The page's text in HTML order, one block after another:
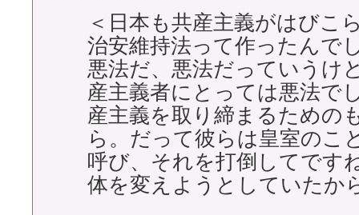
＜日本も共産主義がはびこ
治安維持法って作ったんで
悪法だ、悪法だっていうけ
産主義者にとっては悪法で
産主義を取り締まるための
ら。だって彼らは皇室のこ
呼び、それを打倒してです
体を変えようとしていたか